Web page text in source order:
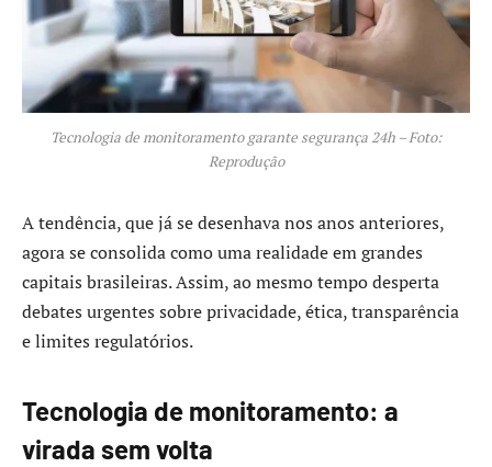
Tecnologia de monitoramento garante segurança 24h – Foto:
Reprodução
A tendência, que já se desenhava nos anos anteriores,
agora se consolida como uma realidade em grandes
capitais brasileiras. Assim, ao mesmo tempo desperta
debates urgentes sobre privacidade, ética, transparência
e limites regulatórios.
Tecnologia de monitoramento: a
virada sem volta